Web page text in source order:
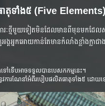
ាតុទាំង៥ (Five Elements)
រៈ​ថ្មី​មួយ​ទៀត​មិន​ដែល​មាន​ពី​មុន​មក​ដែល​សំ
គ​អ្នក​អោយ​កាន់​តែ​មាន​កំលាំង​ខ្លាំង​ក្លា​ជ
ៅទើបអាចទទួលបានបេសកកម្មនេះ។
ការណែនាំអំពីរបៀបផលិតធាតុទាំង៥ ដោយ